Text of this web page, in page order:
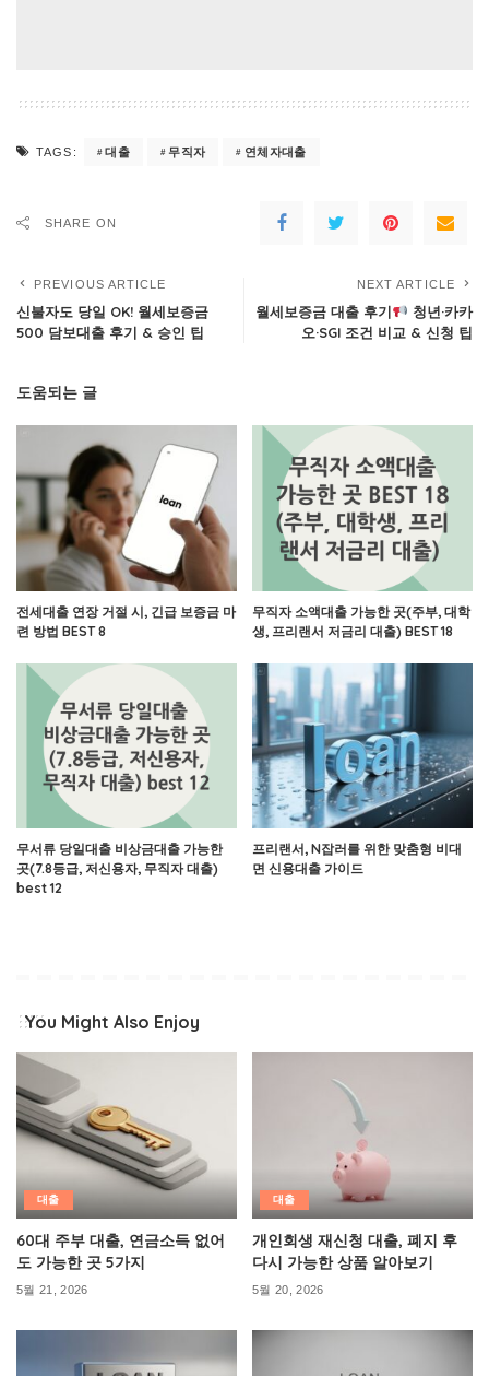
TAGS: 대출 무직자 연체자대출
SHARE ON
PREVIOUS ARTICLE
신불자도 당일 OK! 월세보증금
500 담보대출 후기 & 승인 팁
NEXT ARTICLE
월세보증금 대출 후기
청년·카카
오·SGI 조건 비교 & 신청 팁
도움되는 글
전세대출 연장 거절 시, 긴급 보증금 마
련 방법 BEST 8
무직자 소액대출 가능한 곳(주부, 대학
생, 프리랜서 저금리 대출) BEST 18
무서류 당일대출 비상금대출 가능한
곳(7.8등급, 저신용자, 무직자 대출)
best 12
프리랜서, N잡러를 위한 맞춤형 비대
면 신용대출 가이드
You Might Also Enjoy
대출
60대 주부 대출, 연금소득 없어
도 가능한 곳 5가지
5월 21, 2026
대출
개인회생 재신청 대출, 폐지 후
다시 가능한 상품 알아보기
5월 20, 2026